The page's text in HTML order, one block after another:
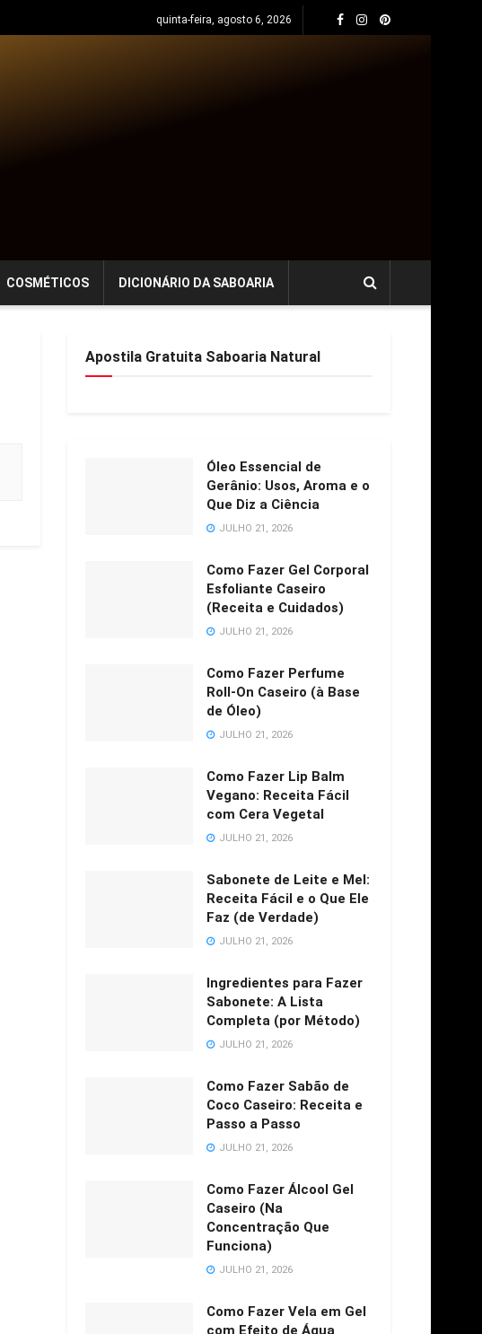
quinta-feira, agosto 6, 2026
COSMÉTICOS DICIONÁRIO DA SABOARIA
Apostila Gratuita Saboaria Natural
Óleo Essencial de
Gerânio: Usos, Aroma e o
Que Diz a Ciência
JULHO 21, 2026
Como Fazer Gel Corporal
Esfoliante Caseiro
(Receita e Cuidados)
JULHO 21, 2026
Como Fazer Perfume
Roll-On Caseiro (à Base
de Óleo)
JULHO 21, 2026
Como Fazer Lip Balm
Vegano: Receita Fácil
com Cera Vegetal
JULHO 21, 2026
Sabonete de Leite e Mel:
Receita Fácil e o Que Ele
Faz (de Verdade)
JULHO 21, 2026
Ingredientes para Fazer
Sabonete: A Lista
Completa (por Método)
JULHO 21, 2026
Como Fazer Sabão de
Coco Caseiro: Receita e
Passo a Passo
JULHO 21, 2026
Como Fazer Álcool Gel
Caseiro (Na
Concentração Que
Funciona)
JULHO 21, 2026
Como Fazer Vela em Gel
com Efeito de Água